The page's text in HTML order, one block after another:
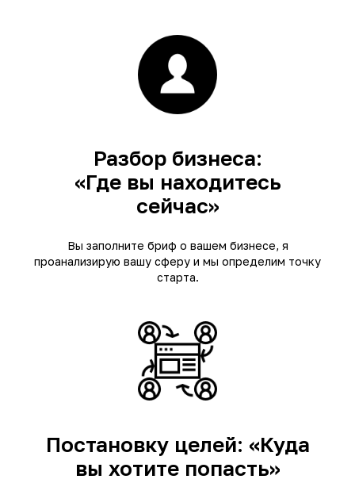
Разбор бизнеса:
«Где вы находитесь
сейчас»
Вы заполните бриф о вашем бизнесе, я
проанализирую вашу сферу и мы определим точку
старта.
Постановку целей: «Куда
вы хотите попасть»